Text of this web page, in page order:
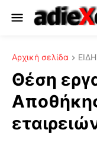
Αρχική σελίδα
Θέση